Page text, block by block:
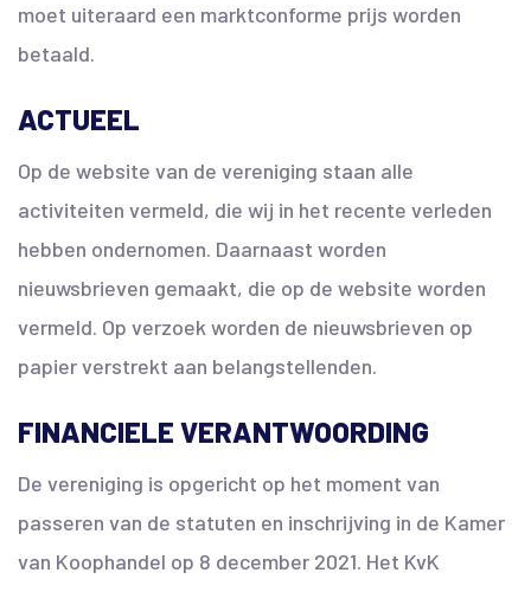
moet uiteraard een marktconforme prijs worden
betaald.
ACTUEEL
Op de website van de vereniging staan alle
activiteiten vermeld, die wij in het recente verleden
hebben ondernomen. Daarnaast worden
nieuwsbrieven gemaakt, die op de website worden
vermeld. Op verzoek worden de nieuwsbrieven op
papier verstrekt aan belangstellenden.
FINANCIELE VERANTWOORDING
De vereniging is opgericht op het moment van
passeren van de statuten en inschrijving in de Kamer
van Koophandel op 8 december 2021. Het KvK